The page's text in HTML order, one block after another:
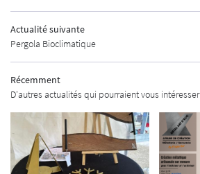
D'ENTRÉE
& VOLETS
& STORES
SÉCURITÉ
Actualité suivante
Pergola Bioclimatique
Récemment
D'autres actualités qui pourraient vous intéresser